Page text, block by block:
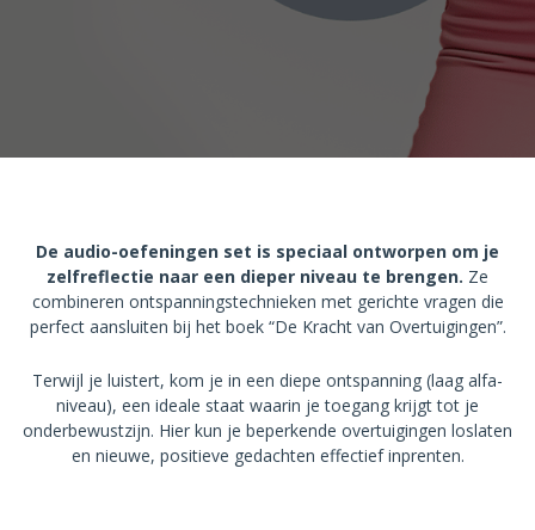
De audio-oefeningen set is speciaal ontworpen om je
zelfreflectie naar een dieper niveau te brengen. Ze
combineren ontspanningstechnieken met gerichte vragen die
perfect aansluiten bij het boek “De Kracht van Overtuigingen”.
Terwijl je luistert, kom je in een diepe ontspanning (laag alfa-
niveau), een ideale staat waarin je toegang krijgt tot je
onderbewustzijn. Hier kun je beperkende overtuigingen loslaten
en nieuwe, positieve gedachten effectief inprenten.